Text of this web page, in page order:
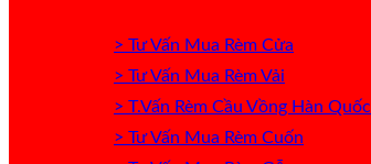
> Tư Vấn Mua Rèm Cửa
> Tư Vấn Mua Rèm Vải
> T.Vấn Rèm Cầu Vồng Hàn Quốc
> Tư Vấn Mua Rèm Cuốn